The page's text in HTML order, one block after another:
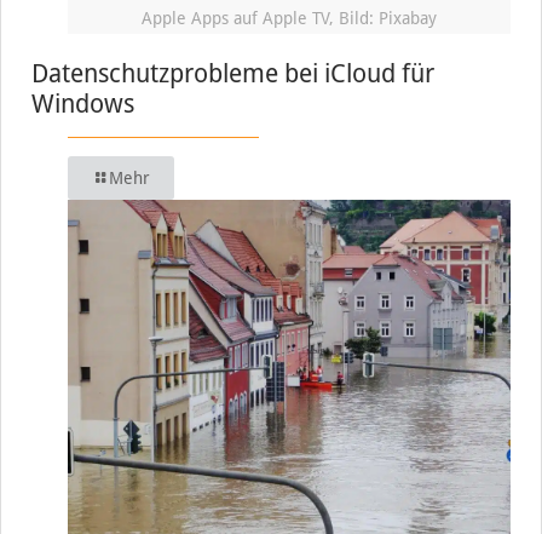
Apple Apps auf Apple TV, Bild: Pixabay
Datenschutzprobleme bei iCloud für
Windows
Mehr